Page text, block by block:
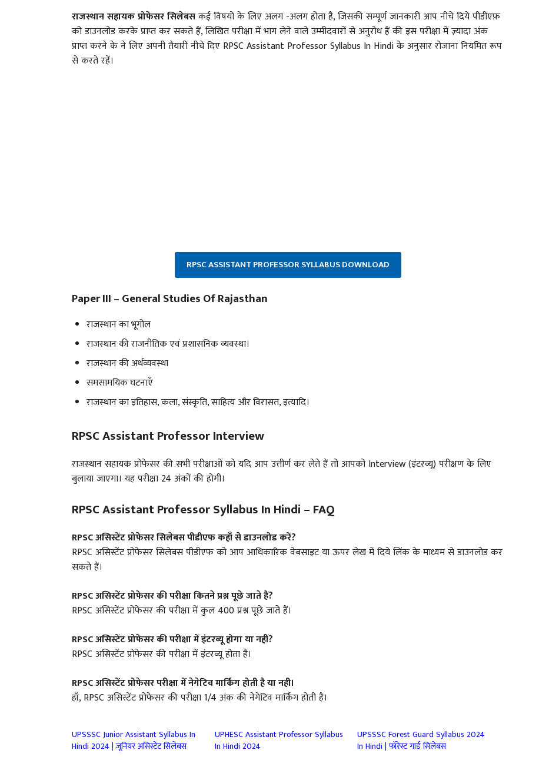
राजस्थान सहायक प्रोफेसर सिलेबसकई विषयों के लिए अलग -अलग होता है, जिसकी सम्पूर्ण जानकारी आप नीचे दिये पीडीएफ़
को डाउनलोड करके प्राप्त कर सकते हैं, लिखित परीक्षा में भाग लेने वाले उम्मीदवारों से अनुरोध हैं की इस परीक्षा में ज़्यादा अंक
प्राप्त करने के ने लिए अपनी तैयारी नीचे दिए RPSC Assistant Professor Syllabus In Hindi के अनुसार रोजाना नियमित रूप
से करते रहें।
RPSC ASSISTANT PROFESSOR SYLLABUS DOWNLOAD
Paper III – General Studies Of Rajasthan
राजस्थान का भूगोल
राजस्थान की राजनीतिक एवं प्रशासनिक व्यवस्था।
राजस्थान की अर्थव्यवस्था
समसामयिक घटनाएँ
राजस्थान का इतिहास, कला, संस्कृति, साहित्य और विरासत, इत्यादि।
RPSC Assistant Professor Interview
राजस्थान सहायक प्रोफेसर की सभी परीक्षाओं को यदि आप उत्तीर्ण कर लेते हैं तो आपको Interview (इंटरव्यू) परीक्षण के लिए
बुलाया जाएगा। यह परीक्षा 24 अंकों की होगी।
RPSC Assistant Professor Syllabus In Hindi – FAQ
RPSC असिस्टेंट प्रोफेसर सिलेबस पीडीएफ कहाँ से डाउनलोड करें?
RPSC असिस्टेंट प्रोफेसर सिलेबस पीडीएफ को आप आधिकारिक वेबसाइट या ऊपर लेख में दिये लिंक के माध्यम से डाउनलोड कर
सकते हैं।
RPSC असिस्टेंट प्रोफेसरकी परीक्षा कितने प्रश्न पूछे जाते हैं?
RPSC असिस्टेंट प्रोफेसर की परीक्षा में कुल 400 प्रश्न पूछे जाते हैं।
RPSC असिस्टेंट प्रोफेसरकी परीक्षा में इंटरव्यू होगा या नहीं?
RPSC असिस्टेंट प्रोफेसर की परीक्षा में इंटरव्यू होता है।
RPSC असिस्टेंट प्रोफेसरपरीक्षा में नेगेटिव मार्किंग होती है या नही।
हाँ, RPSC असिस्टेंट प्रोफेसर की परीक्षा 1/4 अंक की नेगेटिव मार्किंग होती है।
UPSSSC Junior Assistant Syllabus In
Hindi 2024 | जूनियर असिस्टेंट सिलेबस
UPHESC Assistant Professor Syllabus
In Hindi 2024
UPSSSC Forest Guard Syllabus 2024
In Hindi | फॉरेस्ट गार्ड सिलेबस